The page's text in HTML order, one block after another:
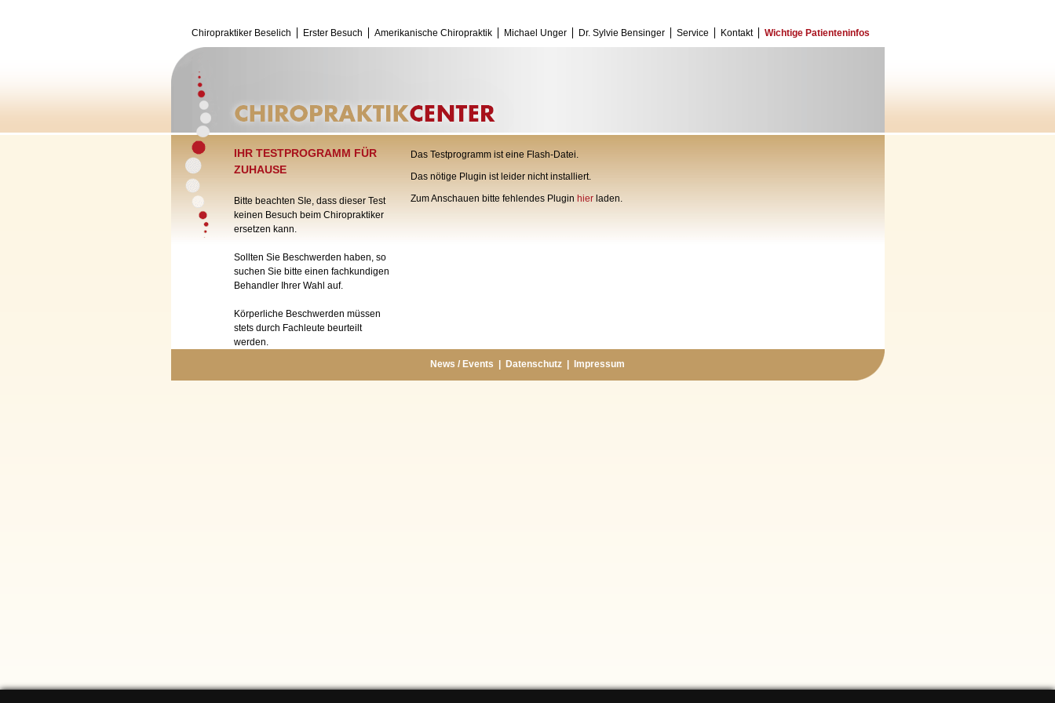
Chiropraktiker Beselich Erster Besuch Amerikanische Chiropraktik Michael Unger Dr. Sylvie Bensinger Service Kontakt Wichtige Patienteninfos
IHR TESTPROGRAMM FÜR
ZUHAUSE
Bitte beachten SIe, dass dieser Test
keinen Besuch beim Chiropraktiker
ersetzen kann.
Sollten Sie Beschwerden haben, so
suchen Sie bitte einen fachkundigen
Behandler Ihrer Wahl auf.
Körperliche Beschwerden müssen
stets durch Fachleute beurteilt
werden.
Das Testprogramm ist eine Flash-Datei.
Das nötige Plugin ist leider nicht installiert.
Zum Anschauen bitte fehlendes Plugin hier laden.
News / Events Datenschutz Impressum